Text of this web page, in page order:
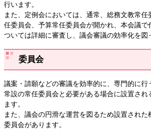
行います。
また、定例会においては、通常、総務文教常任
任委員会、予算常任委員会が開かれ、本会議で
ついては詳細に審査し、議会審議の効率化を図
委員会
議案・請願などの審議を効率的に、専門的に行
常設の常任委員会と必要がある場合に設置され
ます。
また、議会の円滑な運営を図るため設置され
委員会があります。